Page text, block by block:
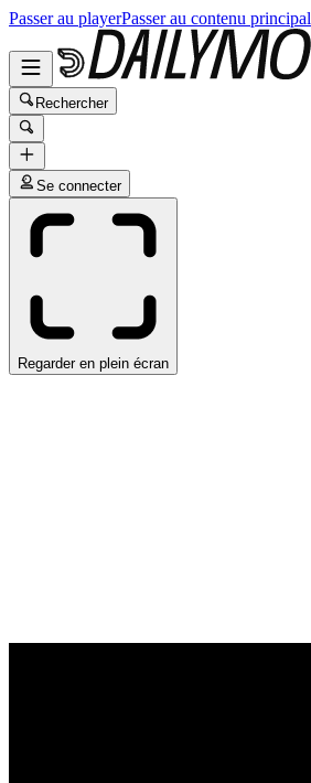
Passer au playerPasser au contenu principal
Rechercher
Se connecter
Regarder en plein écran